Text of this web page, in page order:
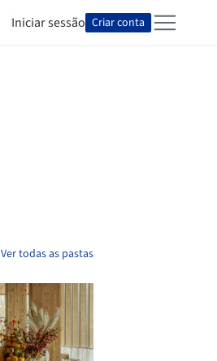
Iniciar sessão Criar conta
Ver todas as pastas